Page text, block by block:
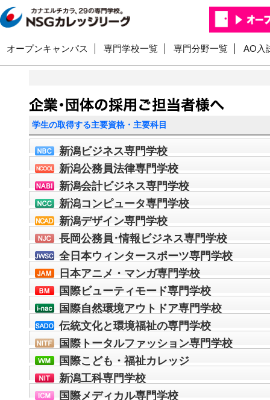
オープンキャンパス 専門学校一覧 専門分野一覧 AO入
学生の取得する主要資格・主要科目
新潟ビジネス専門学校
新潟公務員法律専門学校
新潟会計ビジネス専門学校
新潟コンピュータ専門学校
新潟デザイン専門学校
長岡公務員･情報ビジネス専門学校
全日本ウィンタースポーツ専門学校
日本アニメ・マンガ専門学校
国際ビューティモード専門学校
国際自然環境アウトドア専門学校
伝統文化と環境福祉の専門学校
国際トータルファッション専門学校
国際こども・福祉カレッジ
新潟工科専門学校
国際メディカル専門学校